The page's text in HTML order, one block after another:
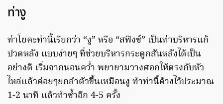
ท่างู
ท่าโยคะท่านี้เรียกว่า “งู” หรือ “สฟิงซ์” เป็นท่าบริหารแก้
ปวดหลัง แบบง่ายๆ ที่ช่วยบริหารกระดูกสันหลังได้เป็น
อย่างดี เริ่มจากนอนคว่ำ พยายามวางศอกให้ตรงกับหัว
ไหล่แล้วค่อยๆยกลำตัวขึ้นเหมือนงู ทำท่านี้ค้างไว้ประมาณ
1-2 นาที แล้วทำซ้ำอีก 4-5 ครั้ง